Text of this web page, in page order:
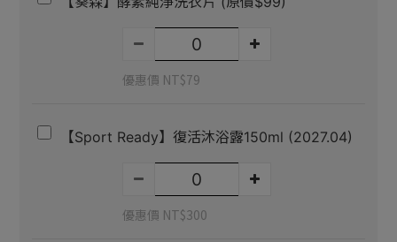
優惠價 NT$79
【Sport Ready】復活沐浴露150ml (2027.04)
優惠價 NT$300